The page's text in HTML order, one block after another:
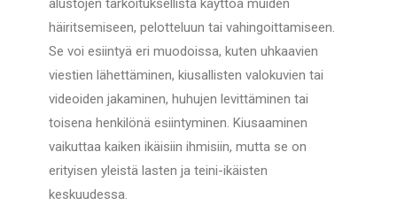
alustojen tarkoituksellista käyttöä muiden
häiritsemiseen, pelotteluun tai vahingoittamiseen.
Se voi esiintyä eri muodoissa, kuten uhkaavien
viestien lähettäminen, kiusallisten valokuvien tai
videoiden jakaminen, huhujen levittäminen tai
toisena henkilönä esiintyminen. Kiusaaminen
vaikuttaa kaiken ikäisiin ihmisiin, mutta se on
erityisen yleistä lasten ja teini-ikäisten
keskuudessa.